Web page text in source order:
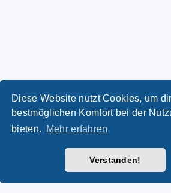
Diese Website nutzt Cookies, um
bestmöglichen Komfort bei der
bieten.
Mehr erfahren
Verstanden!